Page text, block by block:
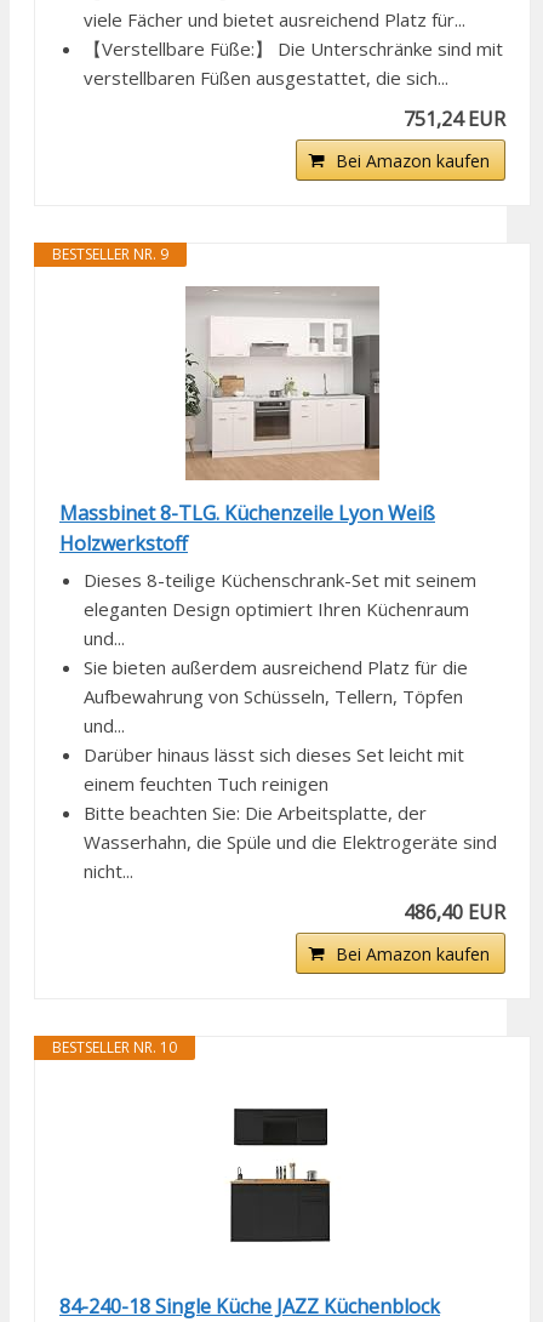
viele Fächer und bietet ausreichend Platz für...
【Verstellbare Füße:】 Die Unterschränke sind mit
verstellbaren Füßen ausgestattet, die sich...
751,24 EUR
Bei Amazon kaufen
BESTSELLER NR. 9
Massbinet 8-TLG. Küchenzeile Lyon Weiß
Holzwerkstoff
Dieses 8-teilige Küchenschrank-Set mit seinem
eleganten Design optimiert Ihren Küchenraum
und...
Sie bieten außerdem ausreichend Platz für die
Aufbewahrung von Schüsseln, Tellern, Töpfen
und...
Darüber hinaus lässt sich dieses Set leicht mit
einem feuchten Tuch reinigen
Bitte beachten Sie: Die Arbeitsplatte, der
Wasserhahn, die Spüle und die Elektrogeräte sind
nicht...
486,40 EUR
Bei Amazon kaufen
BESTSELLER NR. 10
84-240-18 Single Küche JAZZ Küchenblock